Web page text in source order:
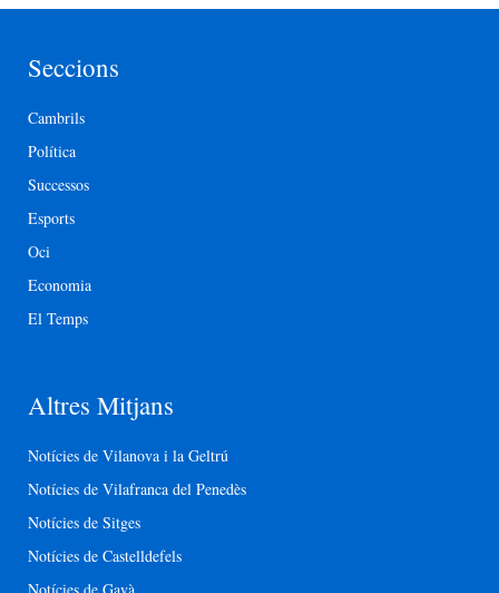
Seccions
Cambrils
Política
Successos
Esports
Oci
Economia
El Temps
Altres Mitjans
Notícies de Vilanova i la Geltrú
Notícies de Vilafranca del Penedès
Notícies de Sitges
Notícies de Castelldefels